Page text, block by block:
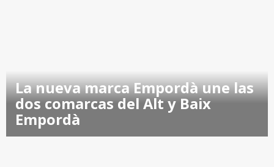
La nueva marca Empordà une las
dos comarcas del Alt y Baix
Empordà